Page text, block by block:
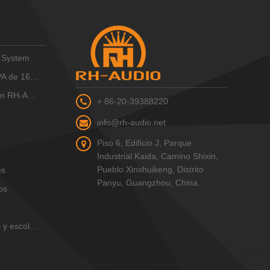
zonas
IP
+ 86-20-39388220
info@rh-audio.net
Piso 6, Edificio J, Parque
Industrial Kaida, Camino Shixin,
Pueblo Xinshuikeng, Distrito
Panyu, Guangzhou, China.